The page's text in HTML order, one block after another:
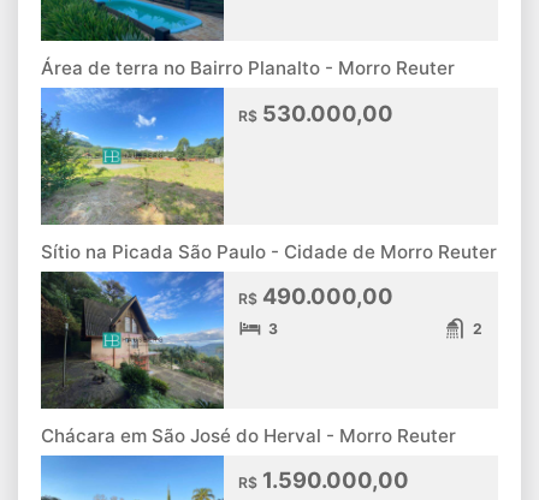
Área de terra no Bairro Planalto - Morro Reuter
R$ 530.000,00
Sítio na Picada São Paulo - Cidade de Morro Reuter
R$ 490.000,00
3 2
Chácara em São José do Herval - Morro Reuter
R$ 1.590.000,00